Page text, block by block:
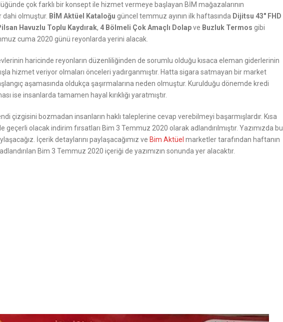
çok farklı bir konsept ile hizmet vermeye başlayan BİM mağazalarının
dahi olmuştur. BİM Aktüel Kataloğu güncel temmuz ayının ilk haftasında Dijitsu 43″ FHD
Havuzlu Toplu Kaydırak, 4 Bölmeli Çok Amaçlı Dolapve Buzluk Termos gibi
cuma 2020 günü reyonlarda yerini alacak.
haricinde reyonların düzenliliğinden de sorumlu olduğu kısaca eleman giderlerinin
hizmet veriyor olmaları önceleri yadırganmıştır. Hatta sigara satmayan bir market
aşamasında oldukça şaşırmalarına neden olmuştur. Kurulduğu dönemde kredi
ise insanlarda tamamen hayal kırıklığı yaratmıştır.
çizgisini bozmadan insanların haklı taleplerine cevap verebilmeyi başarmışlardır. Kısa
olacak indirim fırsatları Bim 3 Temmuz 2020 olarak adlandırılmıştır. Yazımızda bu
İçerik detaylarını paylaşacağımız ve Bim Aktüel marketler tarafından haftanın
Bim 3 Temmuz 2020 içeriği de yazımızın sonunda yer alacaktır.